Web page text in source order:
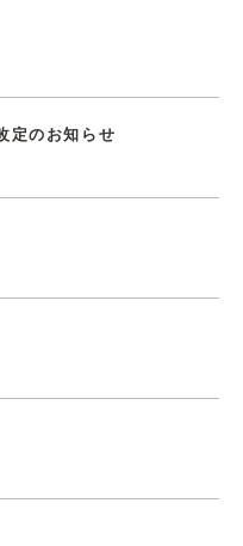
定のお知らせ